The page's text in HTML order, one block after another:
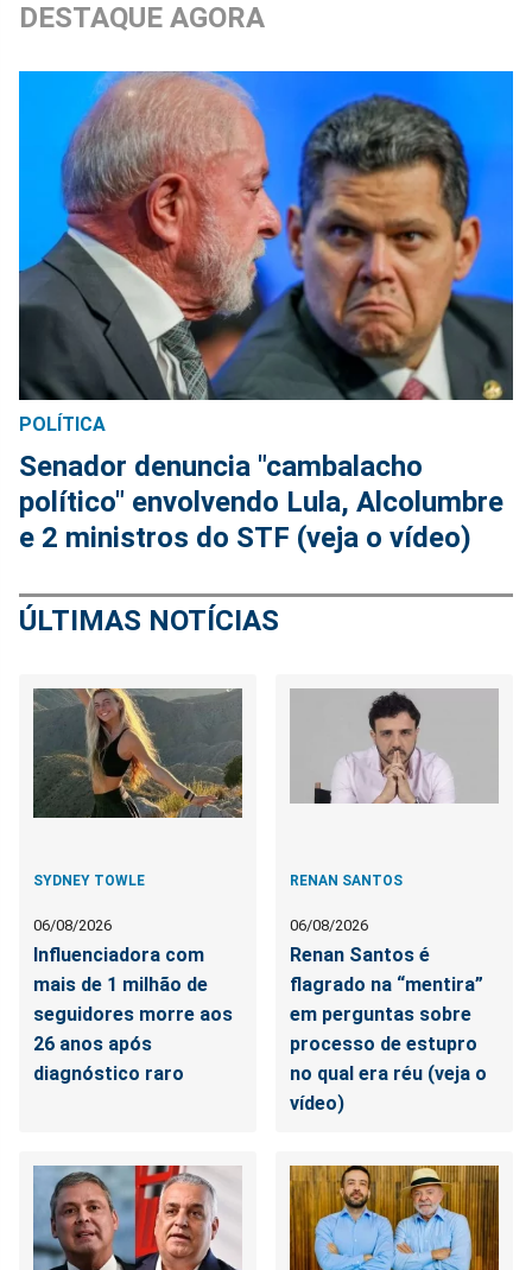
DESTAQUE AGORA
POLÍTICA
Senador denuncia "cambalacho
político" envolvendo Lula, Alcolumbre
e 2 ministros do STF (veja o vídeo)
ÚLTIMAS NOTÍCIAS
SYDNEY TOWLE
06/08/2026
Influenciadora com
mais de 1 milhão de
seguidores morre aos
26 anos após
diagnóstico raro
RENAN SANTOS
06/08/2026
Renan Santos é
flagrado na “mentira”
em perguntas sobre
processo de estupro
no qual era réu (veja o
vídeo)